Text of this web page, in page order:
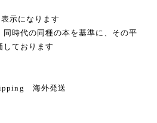
示になります
時代の同種の本を基準に、その平
しております
海外発送